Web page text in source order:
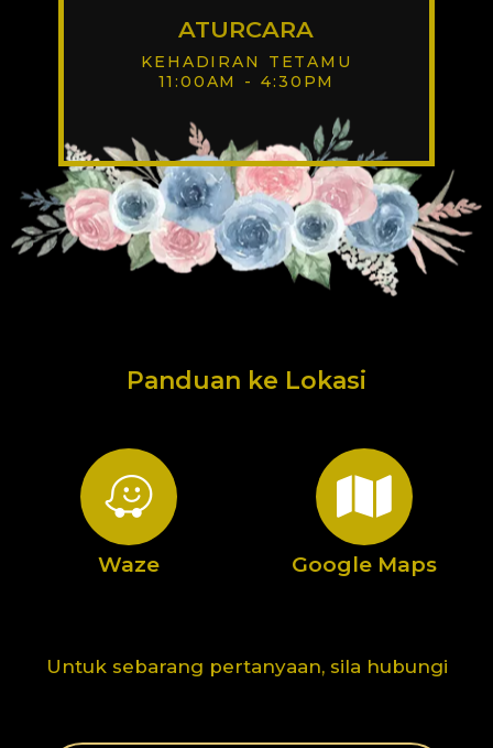
ATURCARA
KEHADIRAN TETAMU
11:00AM - 4:30PM
Panduan ke Lokasi
Waze Google Maps
Untuk sebarang pertanyaan, sila hubungi